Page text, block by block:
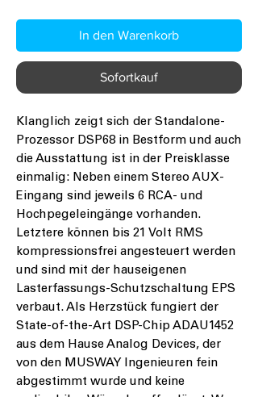
In den Warenkorb
Sofortkauf
Klanglich zeigt sich der Standalone-
Prozessor DSP68 in Bestform und auch
die Ausstattung ist in der Preisklasse
einmalig: Neben einem Stereo AUX-
Eingang sind jeweils 6 RCA- und
Hochpegeleingänge vorhanden.
Letztere können bis 21 Volt RMS
kompressionsfrei angesteuert werden
und sind mit der hauseigenen
Lasterfassungs-Schutzschaltung EPS
verbaut. Als Herzstück fungiert der
State-of-the-Art DSP-Chip ADAU1452
aus dem Hause Analog Devices, der
von den MUSWAY Ingenieuren fein
abgestimmt wurde und keine